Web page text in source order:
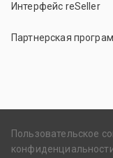
Интерфейс reSeller
Партнерская
Пользовательское